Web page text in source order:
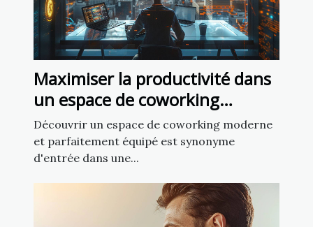
Maximiser la productivité dans
un espace de coworking
moderne et équipé
Découvrir un espace de coworking moderne
et parfaitement équipé est synonyme
d'entrée dans une...